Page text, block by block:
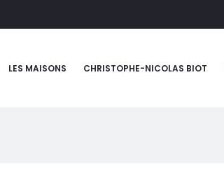
LES MAISONS CHRISTOPHE-NICOLAS BIOT